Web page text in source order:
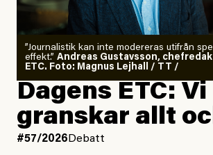
”Journalistik kan inte modereras utifrån
effekt.” Andreas Gustavsson,
ETC. Foto: Magnus Lejhall / TT /
Dagens ETC: Vi
granskar allt
#57/2026 Debatt